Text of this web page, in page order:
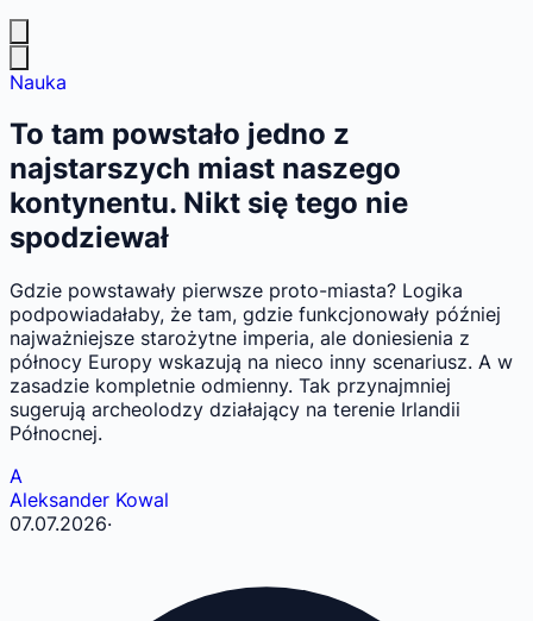
Nauka
To tam powstało jedno z
najstarszych miast naszego
kontynentu. Nikt się tego nie
spodziewał
Gdzie powstawały pierwsze proto-miasta? Logika
podpowiadałaby, że tam, gdzie funkcjonowały później
najważniejsze starożytne imperia, ale doniesienia z
północy Europy wskazują na nieco inny scenariusz. A w
zasadzie kompletnie odmienny. Tak przynajmniej
sugerują archeolodzy działający na terenie Irlandii
Północnej.
A
Aleksander Kowal
07.07.2026·